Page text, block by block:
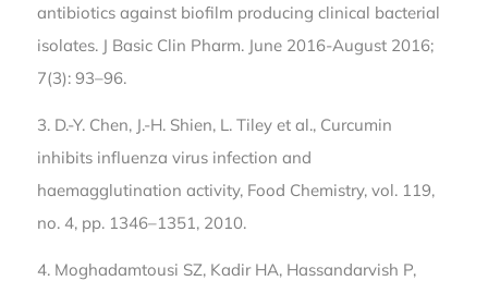
antibiotics against biofilm producing clinical bacterial
isolates. J Basic Clin Pharm. June 2016-August 2016;
7(3): 93–96.
3. D.-Y. Chen, J.-H. Shien, L. Tiley et al., Curcumin
inhibits influenza virus infection and
haemagglutination activity, Food Chemistry, vol. 119,
no. 4, pp. 1346–1351, 2010.
4. Moghadamtousi SZ, Kadir HA, Hassandarvish P,